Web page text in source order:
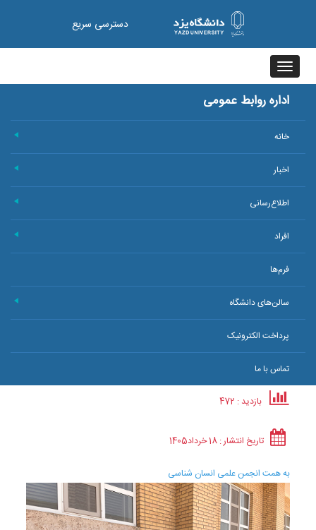
دسترسی سریع
Toggle
navigation
اداره روابط عمومی
خانه
اخبار
اطلاع‌رسانی
افراد
فرم‌ها
سالن‌های دانشگاه
پرداخت الکترونیک
تماس با ما
بازدید : 472
تاریخ انتشار :18 خرداد 1405
به همت انجمن علمی انسان شناسی